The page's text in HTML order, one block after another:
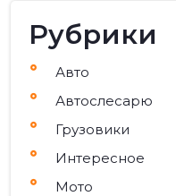
Рубрики
Авто
Автослесарю
Грузовики
Интересное
Мото